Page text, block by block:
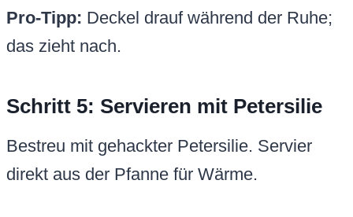
Pro-Tipp: Deckel drauf während der Ruhe;
das zieht nach.
Schritt 5: Servieren mit Petersilie
Bestreu mit gehackter Petersilie. Servier
direkt aus der Pfanne für Wärme.